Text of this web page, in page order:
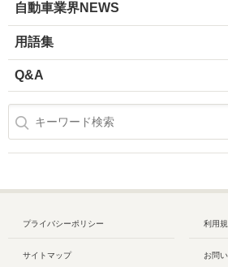
自動車業界NEWS
用語集
Q&A
プライバシーポリシー 利用
サイトマップ お問